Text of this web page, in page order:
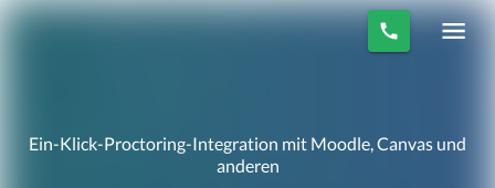
Ein-Klick-Proctoring-Integration mit Moodle, Canvas und
anderen